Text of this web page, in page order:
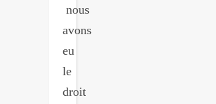
nous
avons
eu
le
droit